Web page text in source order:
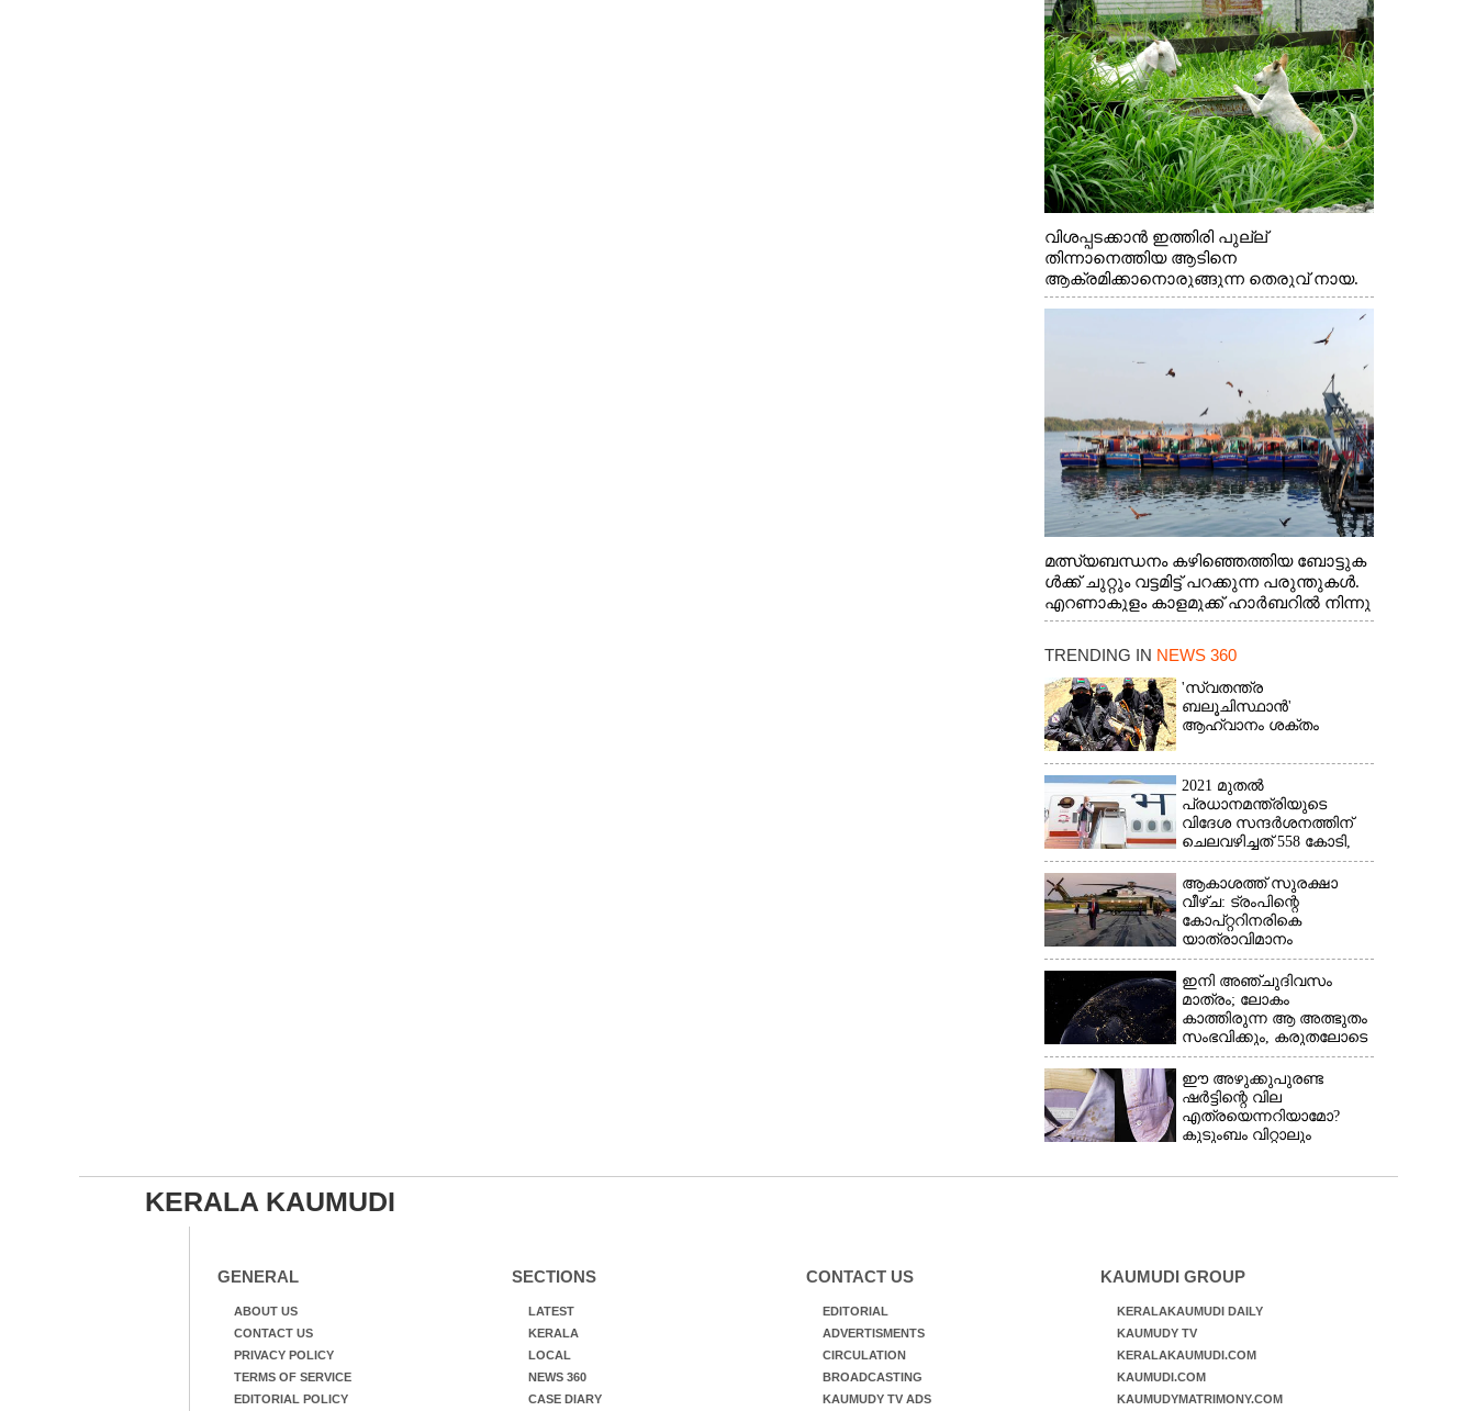
വിശപ്പടക്കാൻ ഇത്തിരി പുല്ല്
തിന്നാനെത്തിയ ആടിനെ
ആക്രമിക്കാനൊരുങ്ങുന്ന തെരുവ് നായ.
എറണാകുളം വാത്തുരുത്തിയിൽ നിന്നുള്ള
മത്സ്യബന്ധനം കഴിഞ്ഞെത്തിയ ബോട്ടുക
ൾക്ക് ചുറ്റും വട്ടമിട്ട് പറക്കുന്ന പരുന്തുകൾ.
എറണാകുളം കാളമുക്ക് ഹാർബറിൽ നിന്നു
ള്ള കാഴ്ച
TRENDING IN NEWS 360
'സ്വതന്ത്ര
ബലൂചിസ്ഥാൻ'
ആഹ്വാനം ശക്തം
2021 മുതൽ
പ്രധാനമന്ത്രിയുടെ
വിദേശ സന്ദർശനത്തിന്
ചെലവഴിച്ചത് 558 കോടി,
രാജ്യത്തെത്തിയത് 381.8
ബില്യൺ ഡോളറിന്റെ
നിക്ഷേപം
ആകാശത്ത് സുരക്ഷാ
വീഴ്‌ച: ട്രംപിന്റെ
കോ‌പ്‌റ്ററിനരികെ
യാത്രാവിമാനം
ഇനി അഞ്ചുദിവസം
മാത്രം; ലോകം
കാത്തിരുന്ന ആ അത്ഭുതം
സംഭവിക്കും, കരുതലോടെ
വിദഗ്ധർ
ഈ അഴുക്കുപുരണ്ട
ഷർട്ടിന്റെ വില
എത്രയെന്നറിയാമോ?
കുടുംബം വിറ്റാലും
KERALA KAUMUDI
GENERAL
ABOUT US
CONTACT US
PRIVACY POLICY
TERMS OF SERVICE
EDITORIAL POLICY
SECTIONS
LATEST
KERALA
LOCAL
NEWS 360
CASE DIARY
CONTACT US
EDITORIAL
ADVERTISMENTS
CIRCULATION
BROADCASTING
KAUMUDY TV ADS
KAUMUDI GROUP
KERALAKAUMUDI DAILY
KAUMUDY TV
KERALAKAUMUDI.COM
KAUMUDI.COM
KAUMUDYMATRIMONY.COM